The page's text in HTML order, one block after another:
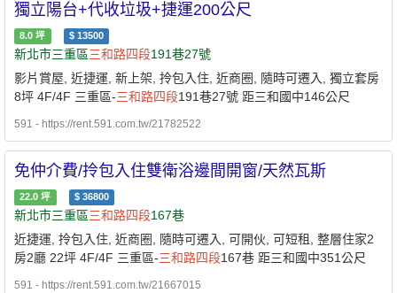
獨立陽台+代收垃圾+捷運200公尺
8.0 坪 $ 13500
新北市三重區三和路四段191巷27號
影片賞屋, 近捷運, 新上架, 拎包入住, 近商圈, 隨時可遷入, 獨立套房
8坪 4F/4F 三重區-三和路四段191巷27號 距三和國中146公尺
591 - https://rent.591.com.tw/21782522
免仲介費/拎包入住雙衛浴邊間開窗/天然瓦斯
22.0 坪 $ 36800
新北市三重區三和路四段167巷
近捷運, 拎包入住, 近商圈, 隨時可遷入, 可開伙, 可短租, 整層住家2
房2廳 22坪 4F/4F 三重區-三和路四段167巷 距三和國中351公尺
591 - https://rent.591.com.tw/21667015